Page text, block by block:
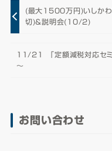
(最大1500万円)いしか
切)＆説明会(10/2)
11/21 「定額減税対応セミ
～
お問い合わせ